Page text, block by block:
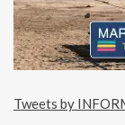
Tweets by